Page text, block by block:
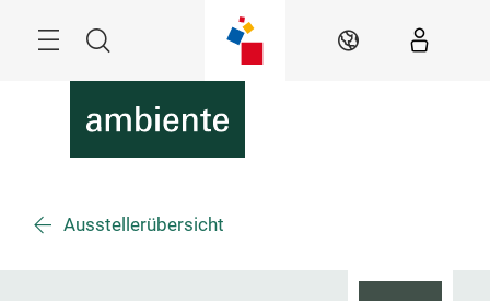
Suche DE
Ausstellerübersicht